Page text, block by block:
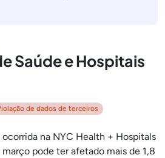
Saúde e Hospitais
de dados de terceiros
na NYC Health + Hospitals
pode ter afetado mais de 1,8